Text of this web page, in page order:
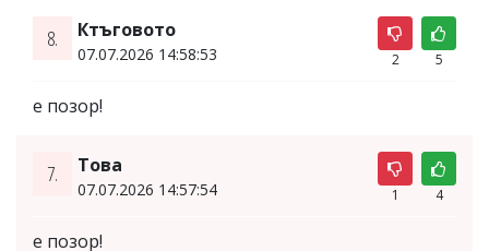
8. Ктъговото
07.07.2026 14:58:53 2 5
е позор!
7. Това
07.07.2026 14:57:54 1 4
е позор!